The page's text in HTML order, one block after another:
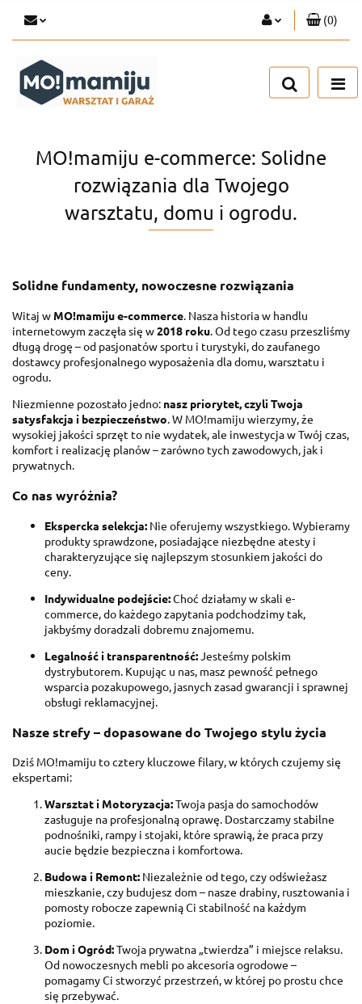
Zaloguj się
(0)
MO!mamiju e-commerce: Solidne
rozwiązania dla Twojego
warsztatu, domu i ogrodu.
Solidne fundamenty, nowoczesne rozwiązania
Witaj w MO!mamiju e-commerce. Nasza historia w handlu
internetowym zaczęła się w2018 roku. Od tego czasu przeszliśmy
długą drogę – od pasjonatów sportu i turystyki, do zaufanego
dostawcy profesjonalnego wyposażenia dla domu, warsztatu i
ogrodu.
Niezmienne pozostało jedno: nasz priorytet, czyli Twoja
satysfakcja i bezpieczeństwo. W MO!mamiju wierzymy, że
wysokiej jakości sprzęt to nie wydatek, ale inwestycja w Twój czas,
komfort i realizację planów – zarówno tych zawodowych, jak i
prywatnych.
Co nas wyróżnia?
Ekspercka selekcja: Nie oferujemy wszystkiego. Wybieramy
produkty sprawdzone, posiadające niezbędne atesty i
charakteryzujące się najlepszym stosunkiem jakości do
ceny.
Indywidualne podejście:Choć działamy w skali e-
commerce, do każdego zapytania podchodzimy tak,
jakbyśmy doradzali dobremu znajomemu.
Legalność i transparentność: Jesteśmy polskim
dystrybutorem. Kupując u nas, masz pewność pełnego
wsparcia pozakupowego, jasnych zasad gwarancji i sprawnej
obsługi reklamacyjnej.
Nasze strefy – dopasowane do Twojego stylu życia
Dziś MO!mamiju to cztery kluczowe filary, w których czujemy się
ekspertami:
Warsztat i Motoryzacja:Twoja pasja do samochodów
zasługuje na profesjonalną oprawę. Dostarczamy stabilne
podnośniki, rampy i stojaki, które sprawią, że praca przy
aucie będzie bezpieczna i komfortowa.
Budowa i Remont: Niezależnie od tego, czy odświeżasz
mieszkanie, czy budujesz dom – nasze drabiny, rusztowania i
pomosty robocze zapewnią Ci stabilność na każdym
poziomie.
Dom i Ogród:Twoja prywatna „twierdza” i miejsce relaksu.
Od nowoczesnych mebli po akcesoria ogrodowe –
pomagamy Ci stworzyć przestrzeń, w której po prostu chce
się przebywać.